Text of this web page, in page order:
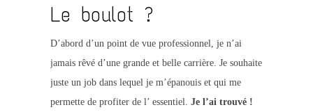
Le boulot ?
D’abord d’un point de vue professionnel, je n’ai
jamais rêvé d’une grande et belle carrière. Je souhaite
juste un job dans lequel je m’épanouis et qui me
permette de profiter de l’ essentiel. Je l’ai trouvé !